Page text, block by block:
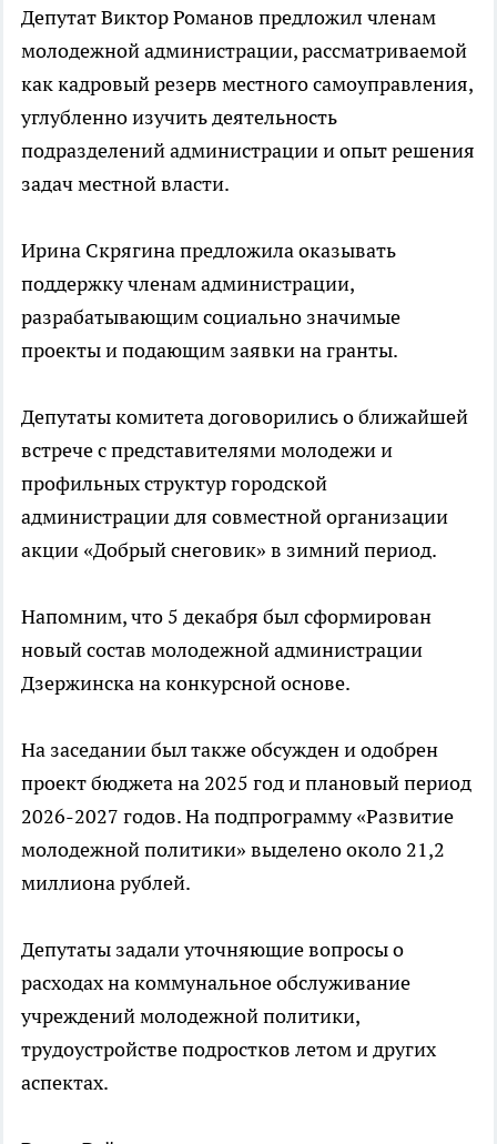
Депутат Виктор Романов предложил членам
молодежной администрации, рассматриваемой
как кадровый резерв местного самоуправления,
углубленно изучить деятельность
подразделений администрации и опыт решения
задач местной власти.
Ирина Скрягина предложила оказывать
поддержку членам администрации,
разрабатывающим социально значимые
проекты и подающим заявки на гранты.
Депутаты комитета договорились о ближайшей
встрече с представителями молодежи и
профильных структур городской
администрации для совместной организации
акции «Добрый снеговик» в зимний период.
Напомним, что 5 декабря был сформирован
новый состав молодежной администрации
Дзержинска на конкурсной основе.
На заседании был также обсужден и одобрен
проект бюджета на 2025 год и плановый период
2026-2027 годов. На подпрограмму «Развитие
молодежной политики» выделено около 21,2
миллиона рублей.
Депутаты задали уточняющие вопросы о
расходах на коммунальное обслуживание
учреждений молодежной политики,
трудоустройстве подростков летом и других
аспектах.